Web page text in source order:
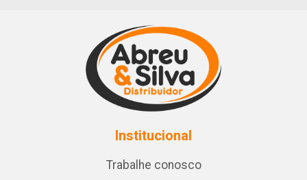
Institucional
Trabalhe conosco